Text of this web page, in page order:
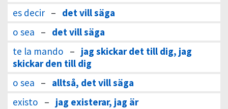
es decir – det vill säga
o sea – det vill säga
te la mando – jag skickar det till dig, jag
skickar den till dig
o sea – alltså, det vill säga
existo – jag existerar, jag är